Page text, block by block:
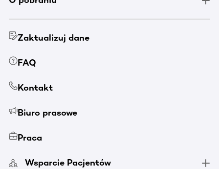
Zaktualizuj dane
FAQ
Kontakt
Biuro prasowe
Praca
Wsparcie Pacjentów